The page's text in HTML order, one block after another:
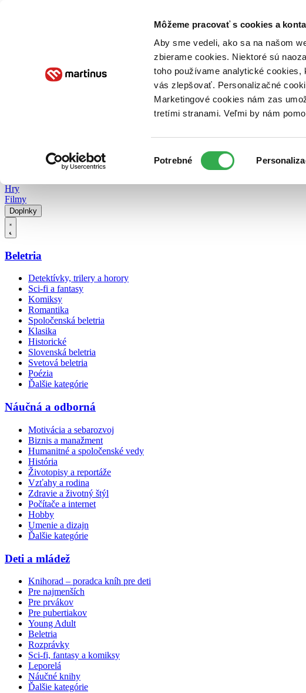
Môžeme pracovať s cookies a
Aby sme vedeli, ako sa na našom
zbierame cookies. Niektoré sú
toho používame analytické
vás zlepšovať. Personalizačné
Marketingové cookies nám zas
tretími stranami. Veľmi by nám
súhlasu
Potrebné
Poukážky Kontakt
Hry
Filmy
Doplnky
Beletria
Detektívky, trilery a horory
Sci-fi a fantasy
Komiksy
Romantika
Spoločenská beletria
Klasika
Historické
Slovenská beletria
Svetová beletria
Poézia
Ďalšie kategórie
Náučná a odborná
Motivácia a sebarozvoj
Biznis a manažment
Humanitné a spoločenské vedy
História
Životopisy a reportáže
Vzťahy a rodina
Zdravie a životný štýl
Počítače a internet
Hobby
Umenie a dizajn
Ďalšie kategórie
Deti a mládež
Knihorad – poradca kníh pre deti
Pre najmenších
Pre prvákov
Pre pubertiakov
Young Adult
Beletria
Rozprávky
Sci-fi, fantasy a komiksy
Leporelá
Náučné knihy
Ďalšie kategórie